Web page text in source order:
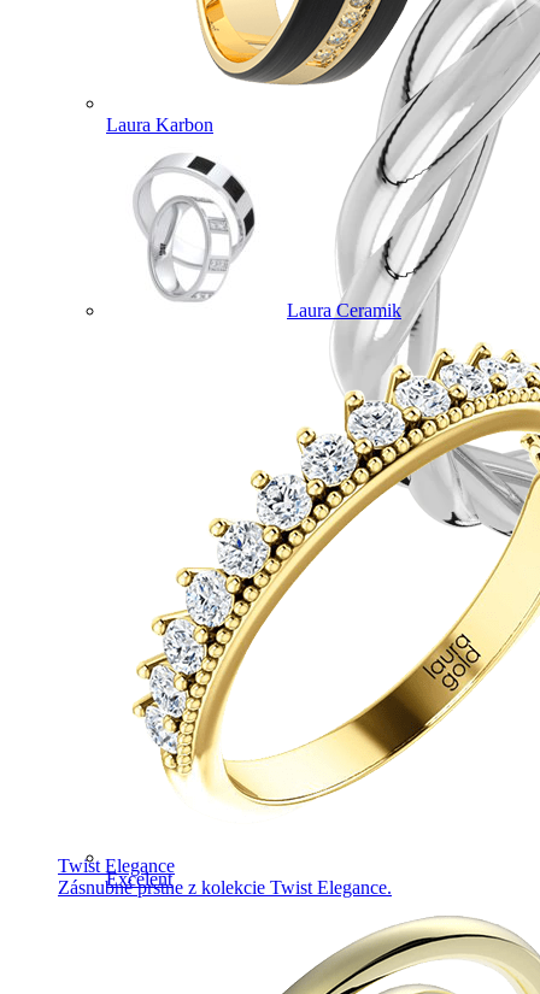
Twist Elegance
Zásnubné prstne z kolekcie Twist Elegance.
Laura Karbon
Laura Ceramik
Excelent